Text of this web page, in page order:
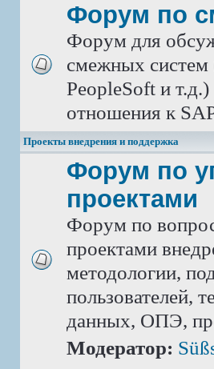
Форум по
Форум для
смежных
PeopleSoft и
отношения к
Проекты внедрения и поддержка
Форум по
проектами
Форум по
проектами
методологии,
пользователей,
данных, ОПЭ,
Модератор: